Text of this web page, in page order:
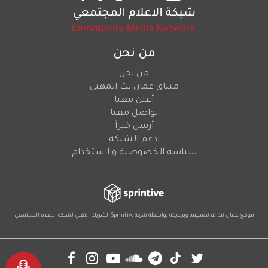
من نحن
من نحن
ميثاق عمان نت المهني
أعلن معنا
تواصل معنا
أرسل خبراً
ادعم الشبكة
سياسة الخصوصية والاستخدام
موقع عمان نت تم تصميمه وبرمجته بواسطة شركةSprintive الشريك التقني لشبكة الإعلام المجتمعي